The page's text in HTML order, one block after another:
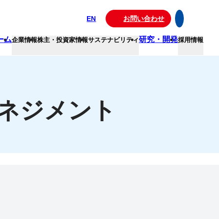
EN お問い合わせ
ム企業情報株主・投資家情報サステナビリティ研究・開発採用情報
ジメント